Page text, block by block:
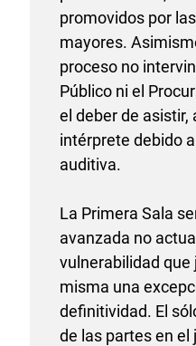
promovidos por
mayores.
proceso no
Público ni el
el deber de asistir,
intérprete debido
auditiva.
La Primera Sala
avanzada no
vulnerabilidad
misma una
definitividad. El
de las partes en el